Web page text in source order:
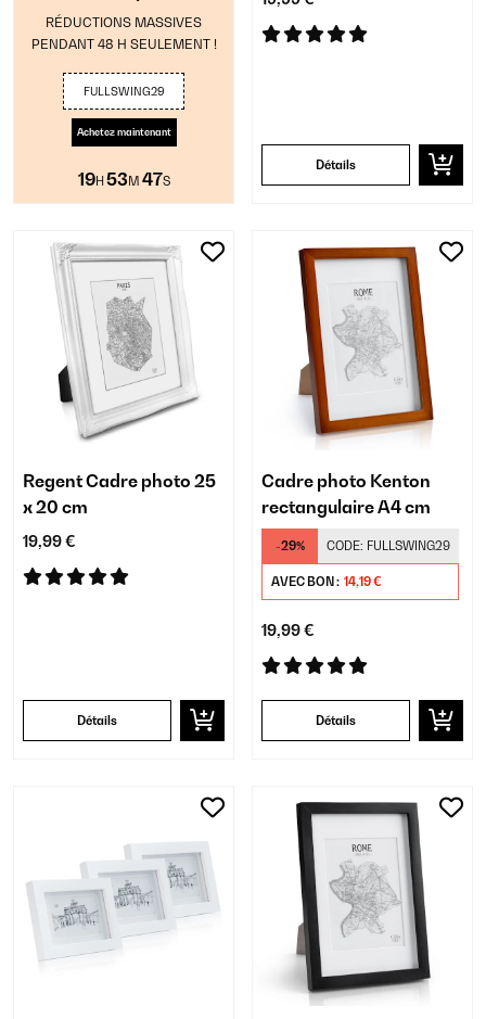
RÉDUCTIONS MASSIVES
PENDANT 48 H SEULEMENT !
FULLSWING29
Achetez maintenant
19H 53M 46S
Détails
Regent Cadre photo 25
x 20 cm
19,99 €
Détails
Cadre photo Kenton
rectangulaire A4 cm
-29% CODE: FULLSWING29
AVEC BON : 14,19 €
19,99 €
Détails